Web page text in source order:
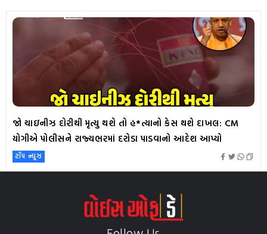
જો ચાઇનીઝ દોરીથી મૃત્યુ થશે તો હ*ત્યાનો કેસ થશે દાખલ: CM
યોગીએ પોલીસને રાજ્યભરમાં દરોડા પાડવાનો આદેશ આપ્યો
ટૉપ ન્યૂઝ